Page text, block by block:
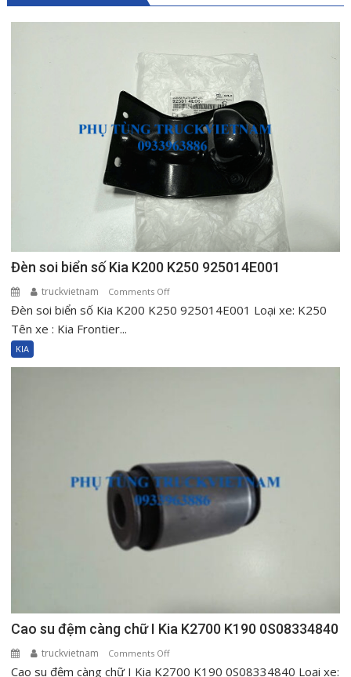
Đèn soi biển số Kia K200 K250 925014E001
truckvietnam Comments Offon
Đèn
Đèn soi biển số Kia K200 K250 925014E001 Loại xe: K250
Tên xe : Kia Frontier...
KIA
Cao su đệm càng chữ I Kia K2700 K190 0S08334840
truckvietnam Comments Offon
Cao
Cao su đệm càng chữ I Kia K2700 K190 0S08334840 Loại xe: